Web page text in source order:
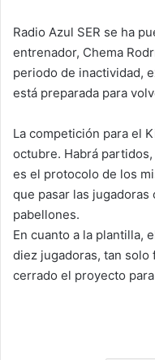
Radio Azul SER se ha
entrenador, Chema
periodo de inactividad,
está preparada para
La competición para el
octubre. Habrá
es el protocolo de los
que pasar las
pabellones.
En cuanto a la plantilla,
diez jugadoras, tan solo
cerrado el proyecto